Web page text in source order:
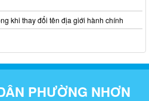
khi thay đổi tên địa giới hành chính
PHƯỜNG NHƠN